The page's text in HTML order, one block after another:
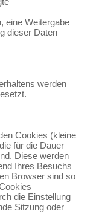
eine Weitergabe
dieser Daten
werden
Cookies (kleine
für die Dauer
Diese werden
Ihres Besuchs
Browser sind so
die Einstellung
Sitzung oder